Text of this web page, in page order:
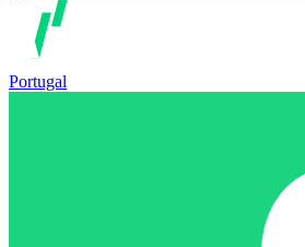
Portugal